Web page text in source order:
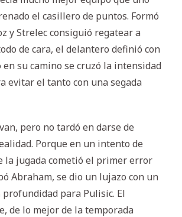
el casillero de puntos. Formó
y Strelec consiguió regatear a
de cara, el delantero definió con
en su camino se cruzó la intensidad
evitar el tanto con una segada
pero no tardó en darse de
Porque en un intento de
la jugada cometió el primer error
Abraham, se dio un lujazo con un
profundidad para Pulisic. El
de lo mejor de la temporada